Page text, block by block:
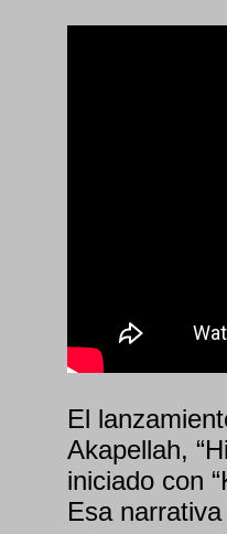
El
Akapellah,
iniciado con
Esa